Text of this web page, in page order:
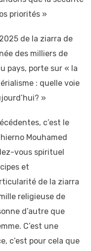
priorités »
de la ziarra de
des milliers de
pays, porte sur « la
: quelle voie
»
c’est le
Mouhamed
vous spirituel
et
de la ziarra
religieuse de
d’autre que
C’est une
c’est pour cela que